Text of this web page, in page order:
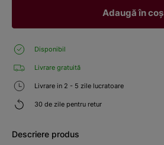
Adaugă în coș
Disponibil
Livrare gratuită
Livrare in 2 - 5 zile lucratoare
30 de zile pentru retur
Descriere produs